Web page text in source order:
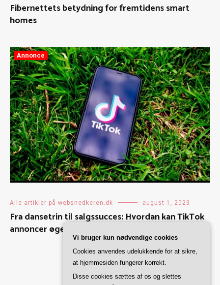
Fibernettets betydning for fremtidens smart
homes
Annonce
Alle artikler på websnedkeren.dk august 1, 2023
Fra dansetrin til salgssucces: Hvordan kan TikTok
annoncer øge din virksomheds omsætning?
Vi bruger kun nødvendige cookies
Cookies anvendes udelukkende for at sikre,
at hjemmesiden fungerer korrekt.
Disse cookies sættes af os og slettes